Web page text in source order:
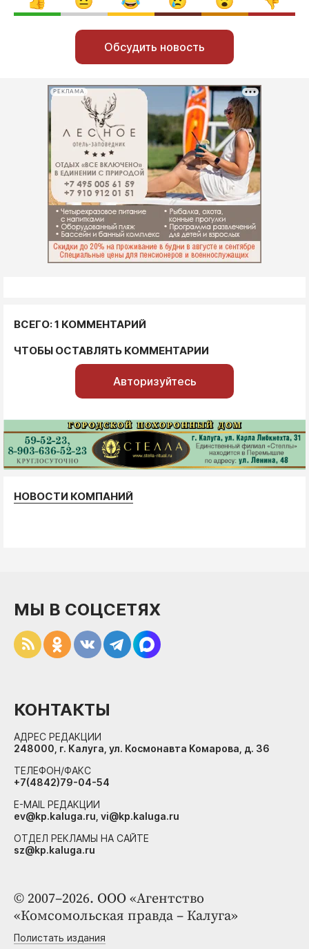
Обсудить новость
РЕКЛАМА
ВСЕГО: 1 КОММЕНТАРИЙ
ЧТОБЫ ОСТАВЛЯТЬ КОММЕНТАРИИ
Авторизуйтесь
НОВОСТИ КОМПАНИЙ
© 2007–2026. ООО «Агентство
«Комсомольская правда – Калуга»
Полистать издания
МЫ В СОЦСЕТЯХ
КОНТАКТЫ
АДРЕС РЕДАКЦИИ
248000, г. Калуга, ул. Космонавта Комарова, д. 36
ТЕЛЕФОН/ФАКС
+7(4842)79-04-54
E-MAIL РЕДАКЦИИ
ev@kp.kaluga.ru, vi@kp.kaluga.ru
ОТДЕЛ РЕКЛАМЫ НА САЙТЕ
sz@kp.kaluga.ru